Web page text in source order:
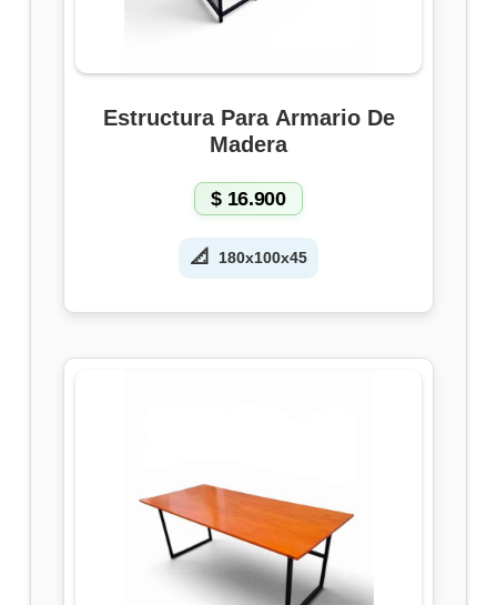
Estructura Para Armario De
Madera
$16.900
📐 180x100x45